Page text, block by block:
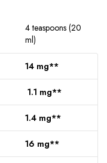
4 teaspoons (20
ml)
14 mg**
1.1 mg**
1.4 mg**
16 mg**